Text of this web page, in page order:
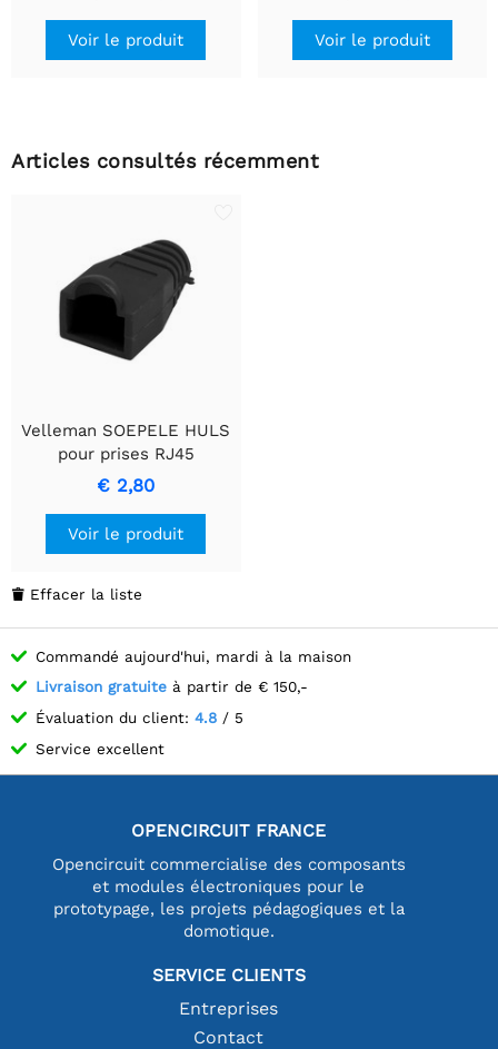
Voir le produit Voir le produit
Articles consultés récemment
Velleman SOEPELE HULS
pour prises RJ45
modulaires en noir
€ 2,80
Voir le produit
 Effacer la liste
Commandé aujourd'hui, mardi à la maison
Livraison gratuite à partir de € 150,-
Évaluation du client: 4.8 / 5
Service excellent
OPENCIRCUIT FRANCE
Opencircuit commercialise des composants
et modules électroniques pour le
prototypage, les projets pédagogiques et la
domotique.
SERVICE CLIENTS
Entreprises
Contact